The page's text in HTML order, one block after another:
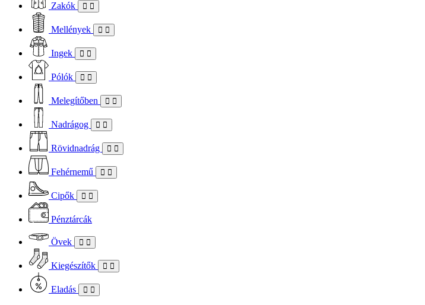
Zakók
Mellények
Ingek
Pólók
Melegítőben
Nadrágog
Rövidnadrág
Fehérnemű
Cipők
Pénztárcák
Övek
Kiegészítők
Eladás